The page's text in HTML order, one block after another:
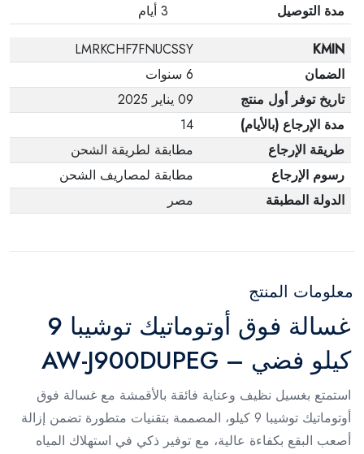
مدة التوصيل
3 أيام
KMIN
LMRKCHF7FNUCSSY
الضمان
6 سنوات
تاريخ توفر أول منتج
09 يناير 2025
مدة الإرجاع (بالأيام)
14
طريقة الإرجاع
مطابقة لطريقة الشحن
رسوم الإرجاع
مطابقة لمصاريف الشحن
الدولة المطبقة
مصر
معلومات المنتج
غسالة فوق أوتوماتيك توشيبا 9
كيلو فضي – AW-J900DUPEG
استمتع بغسيل نظيف وعناية فائقة بالأقمشة مع غسالة فوق
أوتوماتيك توشيبا 9 كيلو، المصممة بتقنيات متطورة تضمن إزالة
أصعب البقع بكفاءة عالية، مع توفير ذكي في استهلاك المياه